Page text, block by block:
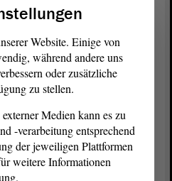
passiert?
Keding:
für Arbeit,
Gleichstellung):
Website. Einige von
während andere uns
oder zusätzliche
zu stellen.
Medien kann es zu
-verarbeitung entsprechend
der jeweiligen Plattformen
weitere Informationen